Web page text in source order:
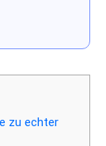
zu echter